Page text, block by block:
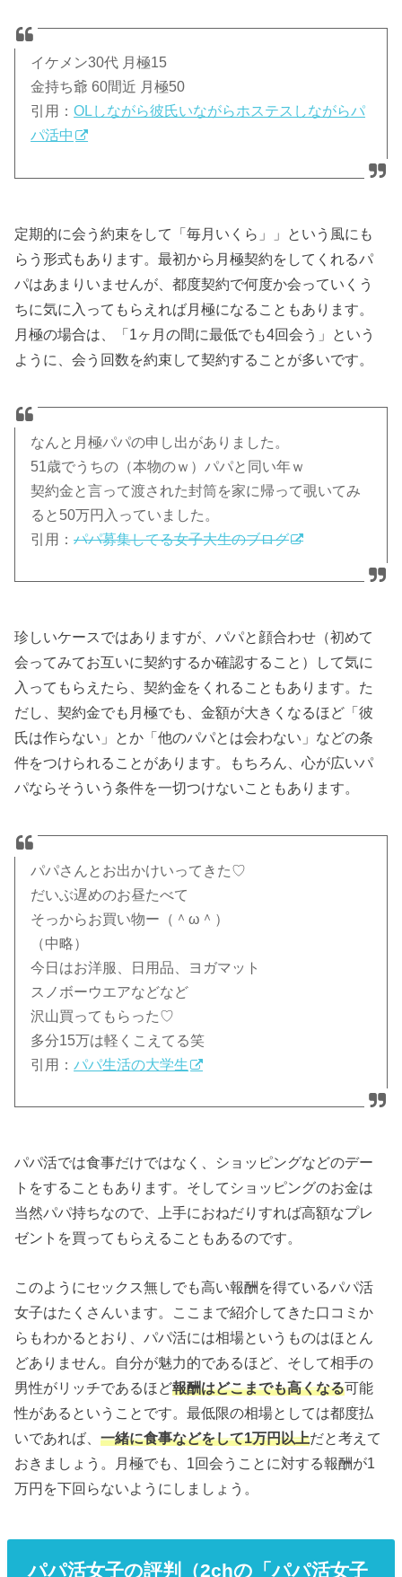
イケメン30代 月極15
金持ち爺 60間近 月極50
引用：OLしながら彼氏いながらホステスしながらパ
パ活中
定期的に会う約束をして「毎月いくら」」という風にも
らう形式もあります。最初から月極契約をしてくれるパ
パはあまりいませんが、都度契約で何度か会っていくう
ちに気に入ってもらえれば月極になることもあります。
月極の場合は、「1ヶ月の間に最低でも4回会う」という
ように、会う回数を約束して契約することが多いです。
なんと月極パパの申し出がありました。
51歳でうちの（本物のｗ）パパと同い年ｗ
契約金と言って渡された封筒を家に帰って覗いてみ
ると50万円入っていました。
引用：パパ募集してる女子大生のブログ
珍しいケースではありますが、パパと顔合わせ（初めて
会ってみてお互いに契約するか確認すること）して気に
入ってもらえたら、契約金をくれることもあります。た
だし、契約金でも月極でも、金額が大きくなるほど「彼
氏は作らない」とか「他のパパとは会わない」などの条
件をつけられることがあります。もちろん、心が広いパ
パならそういう条件を一切つけないこともあります。
パパさんとお出かけいってきた♡
だいぶ遅めのお昼たべて
そっからお買い物ー（＾ω＾）
（中略）
今日はお洋服、日用品、ヨガマット
スノボーウエアなどなど
沢山買ってもらった♡
多分15万は軽くこえてる笑
引用：パパ生活の大学生
パパ活では食事だけではなく、ショッピングなどのデー
トをすることもあります。そしてショッピングのお金は
当然パパ持ちなので、上手におねだりすれば高額なプレ
ゼントを買ってもらえることもあるのです。
このようにセックス無しでも高い報酬を得ているパパ活
女子はたくさんいます。ここまで紹介してきた口コミか
らもわかるとおり、パパ活には相場というものはほとん
どありません。自分が魅力的であるほど、そして相手の
男性がリッチであるほど報酬はどこまでも高くなる可能
性があるということです。最低限の相場としては都度払
いであれば、一緒に食事などをして1万円以上だと考えて
おきましょう。月極でも、1回会うことに対する報酬が1
万円を下回らないようにしましょう。
パパ活女子の評判（2chの「パパ活女子